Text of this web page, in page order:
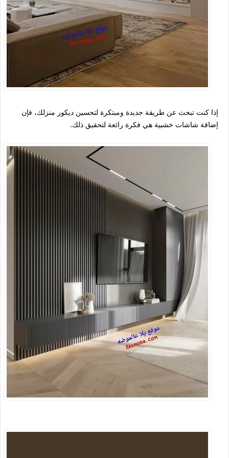
إذا كنت تبحث عن طريقة جديدة ومبتكرة لتحسين ديكور منزلك، فإن
إضافة شاشات خشبية هي فكرة رائعة لتحقيق ذلك.